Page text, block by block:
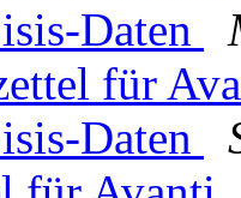
Daten
für
Daten